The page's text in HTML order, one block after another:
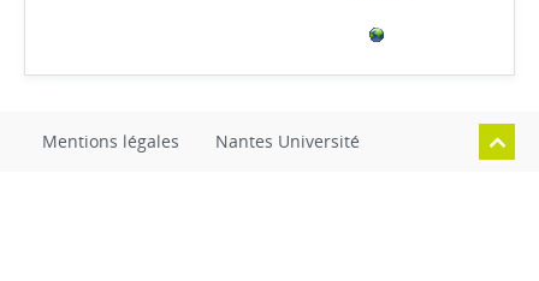
Mentions légales Nantes Université